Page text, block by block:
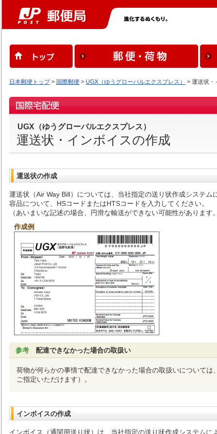
日本郵便トップ> 国際郵便 > UGX（ゆうグローバルエクスプレス） > 運送状・
UGX（ゆうグローバルエクスプレス）
運送状・インボイスの作成
運送状の作成
運送状（Air Way Bill）については、当社指定の送り状作成システ
容品について、HSコードまたはHTSコードを入力してください。
（あいまいな記述の場合、円滑な輸送ができない可能性があります
作成例
参考 配達できなかった場合の取扱い
荷物が何らかの事情で配達できなかった場合の取扱いについて
ご指定いただけます）。
インボイスの作成
インボイス（通関用送り状）は、当社指定の送り状作成システム